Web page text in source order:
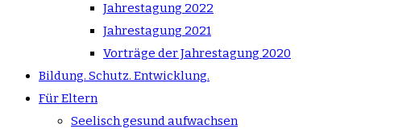
Jahrestagung 2022
Jahrestagung 2021
Vorträge der Jahrestagung 2020
Bildung. Schutz. Entwicklung.
Für Eltern
Seelisch gesund aufwachsen